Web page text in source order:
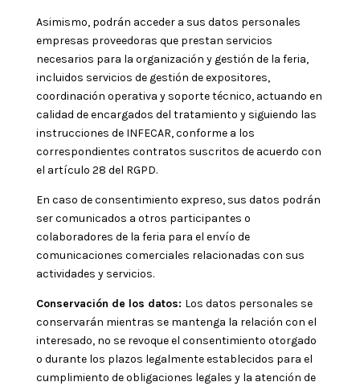
Asimismo, podrán acceder a sus datos personales
empresas proveedoras que prestan servicios
necesarios para la organización y gestión de la feria,
incluidos servicios de gestión de expositores,
coordinación operativa y soporte técnico, actuando en
calidad de encargados del tratamiento y siguiendo las
instrucciones de INFECAR, conforme a los
correspondientes contratos suscritos de acuerdo con
el artículo 28 del RGPD.
En caso de consentimiento expreso, sus datos podrán
ser comunicados a otros participantes o
colaboradores de la feria para el envío de
comunicaciones comerciales relacionadas con sus
actividades y servicios.
Conservación de los datos: Los datos personales se
conservarán mientras se mantenga la relación con el
interesado, no se revoque el consentimiento otorgado
o durante los plazos legalmente establecidos para el
cumplimiento de obligaciones legales y la atención de